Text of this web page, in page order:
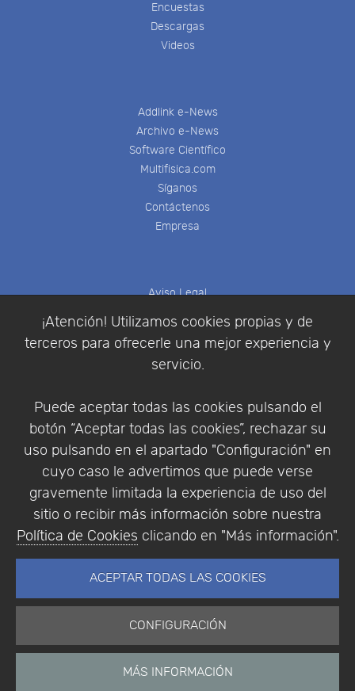
¡Atención! Utilizamos cookies propias y de
terceros para ofrecerle una mejor experiencia y
servicio.
Puede aceptar todas las cookies pulsando el
botón “Aceptar todas las cookies”, rechazar su
uso pulsando en el apartado "Configuración" en
cuyo caso le advertimos que puede verse
gravemente limitada la experiencia de uso del
sitio o recibir más información sobre nuestra
Política de Cookies clicando en "Más información".
ACEPTAR TODAS LAS COOKIES
CONFIGURACIÓN
MÁS INFORMACIÓN
Encuestas
Descargas
Videos
Addlink e-News
Archivo e-News
Software Científico
Multifisica.com
Síganos
Contáctenos
Empresa
Aviso Legal
Política de Privacidad
Condiciones de compra
Identificarse
Empresa|Aviso Legal| Política de Privacidad |
Política de Cookies
© Copyright 1994 - 2026. Addlink Software
Científico, S.L.
Portugal.